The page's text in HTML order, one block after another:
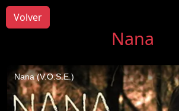
Volver
Nana